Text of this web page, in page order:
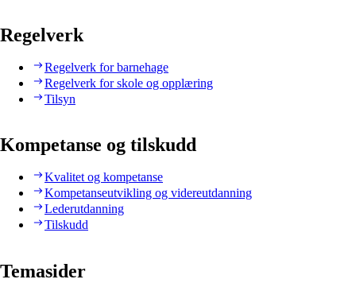
Regelverk
Regelverk for barnehage
Regelverk for skole og opplæring
Tilsyn
Kompetanse og tilskudd
Kvalitet og kompetanse
Kompetanseutvikling og videreutdanning
Lederutdanning
Tilskudd
Temasider